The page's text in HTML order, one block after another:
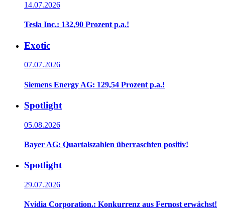
14.07.2026
Tesla Inc.: 132,90 Prozent p.a.!
Exotic
07.07.2026
Siemens Energy AG: 129,54 Prozent p.a.!
Spotlight
05.08.2026
Bayer AG: Quartalszahlen überraschten positiv!
Spotlight
29.07.2026
Nvidia Corporation.: Konkurrenz aus Fernost erwächst!